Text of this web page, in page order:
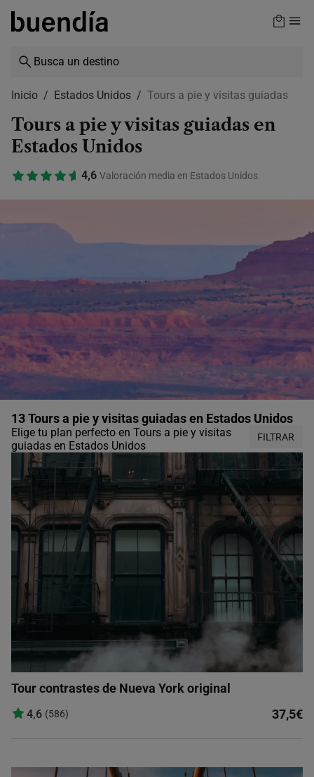
Skip
content
Inicio Estados Unidos Tours a pie y visitas guiadas
Tours a pie y visitas guiadas en
Estados Unidos
4,6 Valoración media en Estados Unidos
13 Tours a pie y visitas guiadas en Estados Unidos
Elige tu plan perfecto en Tours a pie y visitas
guiadas en Estados Unidos
FILTRAR
Tour contrastes de Nueva York original
4,6 (586) 37,5€